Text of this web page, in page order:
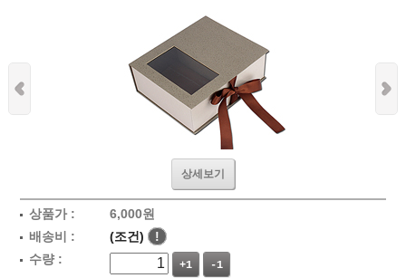
상세보기
상품가 : 6,000원
배송비 :
(조건)
!
수량 :
+1 -1